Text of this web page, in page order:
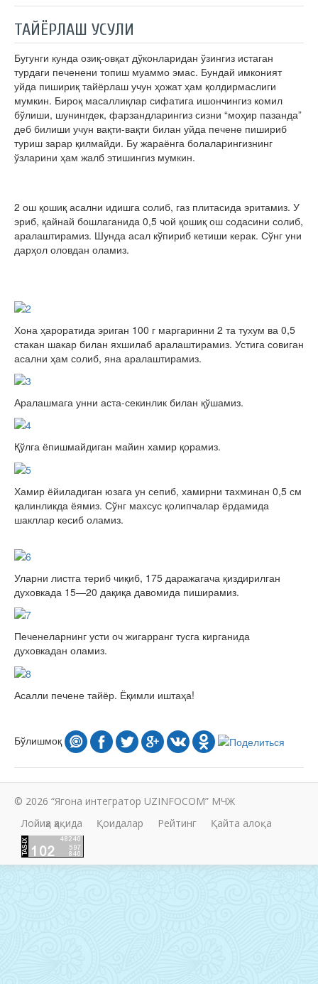
ТАЙЁРЛАШ УСУЛИ
Бугунги кунда озиқ-овқат дўконларидан ўзингиз истаган
турдаги печенени топиш муаммо эмас. Бундай имконият
уйда пишириқ тайёрлаш учун ҳожат ҳам қолдирмаслиги
мумкин. Бироқ масаллиқлар сифатига ишончингиз комил
бўлиши, шунингдек, фарзандларингиз сизни “моҳир пазанда”
деб билиши учун вақти-вақти билан уйда печене пишириб
туриш зарар қилмайди. Бу жараёнга болаларингизнинг
ўзларини ҳам жалб этишингиз мумкин.
2 ош қошиқ асални идишга солиб, газ плитасида эритамиз. У
эриб, қайнай бошлаганида 0,5 чой қошиқ ош содасини солиб,
аралаштирамиз. Шунда асал кўпириб кетиши керак. Сўнг уни
дарҳол оловдан оламиз.
Хона ҳароратида эриган 100 г маргаринни 2 та тухум ва 0,5
стакан шакар билан яхшилаб аралаштирамиз. Устига совиган
асални ҳам солиб, яна аралаштирамиз.
Аралашмага унни аста-секинлик билан қўшамиз.
Қўлга ёпишмайдиган майин хамир қорамиз.
Хамир ёйиладиган юзага ун сепиб, хамирни тахминан 0,5 см
қалинликда ёямиз. Сўнг махсус қолипчалар ёрдамида
шакллар кесиб оламиз.
Уларни листга териб чиқиб, 175 даражагача қиздирилган
духовкада 15—20 дақиқа давомида пиширамиз.
Печенеларнинг усти оч жигарранг тусга кирганида
духовкадан оламиз.
Асалли печене тайёр. Ёқимли иштаҳа!
Бўлишмоқ
© 2026 “Ягона интегратор UZINFOCOM” МЧЖ
Лойиҳа ҳақида
Қоидалар Рейтинг Қайта алоқа